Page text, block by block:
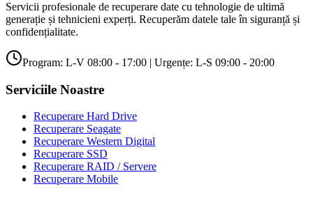
Servicii profesionale de recuperare date cu tehnologie de ultimă
generație și tehnicieni experți. Recuperăm datele tale în siguranță și
confidențialitate.
Program: L-V 08:00 - 17:00 | Urgențe: L-S 09:00 - 20:00
Serviciile Noastre
Recuperare Hard Drive
Recuperare Seagate
Recuperare Western Digital
Recuperare SSD
Recuperare RAID / Servere
Recuperare Mobile